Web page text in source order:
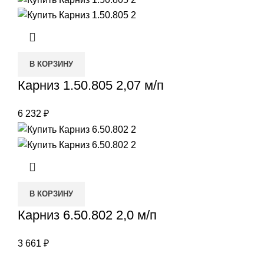
В КОРЗИНУ
Карниз 1.50.805 2,07 м/п
6 232 ₽
В КОРЗИНУ
Карниз 6.50.802 2,0 м/п
3 661 ₽